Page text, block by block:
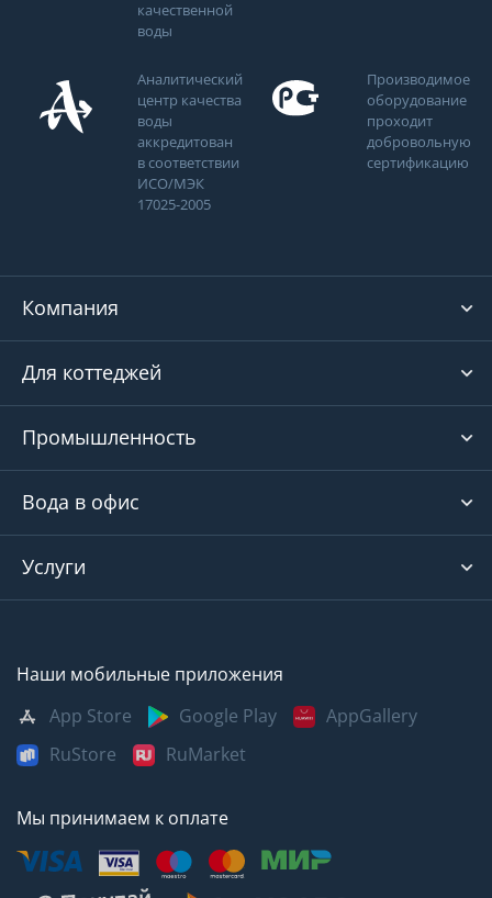
качественной
воды
Аналитический
центр качества
воды
аккредитован
в соответствии
ИСО/МЭК
17025-2005
Производимое
оборудование
проходит
добровольную
сертификацию
Компания
Для коттеджей
Промышленность
Вода в офис
Услуги
Наши мобильные приложения
App Store
Google Play
AppGallery
RuStore
RuMarket
Мы принимаем к оплате